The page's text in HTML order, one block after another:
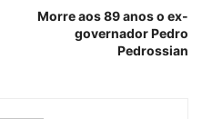
Morre aos 89 anos o ex-
governador Pedro
Pedrossian